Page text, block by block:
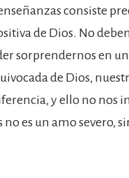
consiste
de Dios. No
sorprendernos en
de Dios,
y ello no nos
es un amo severo,